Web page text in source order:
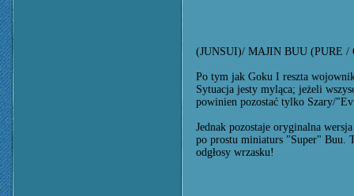
(JUNSUI)/ MAJIN BUU (PURE /
Po tym jak Goku I reszta
Sytuacja jesty myląca; jeżeli
powinien pozostać tylko Szary/
Jednak pozostaje oryginalna
po prostu miniaturs "Super" Buu.
odgłosy wrzasku!